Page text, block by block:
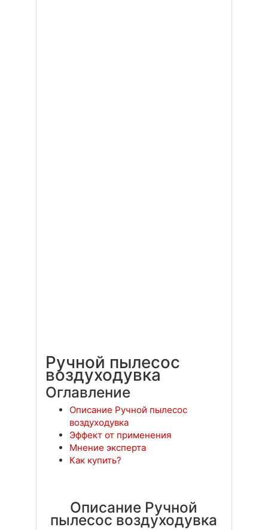
Ручной пылесос
воздуходувка
Оглавление
Описание Ручной пылесос
воздуходувка
Эффект от применения
Мнение эксперта
Как купить?
Описание Ручной
пылесос воздуходувка